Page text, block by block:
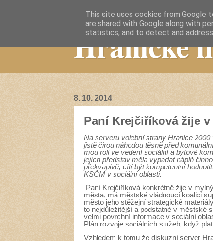
Hranické
8. 10. 2014
Paní Krejčiříková žije
Na serveru volební strany Hranice
jistě čirou náhodou těsně před
mou roli ve vedení sociální a bytové
jejích představ měla vypadat náplň
překvapivě, cítí být kompetentní
KSČM v sociální oblasti.
Paní Krejčiříková konkrétně žije v
města, má městské vládnoucí koalici
město jeho stěžejní strategické
to nejdůležitější a podstatné v městské
velmi povrchní informace v sociální
Plán rozvoje sociálních služeb, když
Vzhledem k tomu že diskuzní server
This site uses cookies from Google
are shared with Google along with
statistics, and to detect and address